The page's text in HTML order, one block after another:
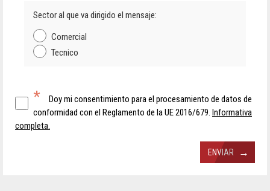
Sector al que va dirigido el mensaje:
Comercial
Tecnico
*
Doy mi consentimiento para el procesamiento de datos de
conformidad con el Reglamento de la UE 2016/679. Informativa
completa.
ENVIAR →